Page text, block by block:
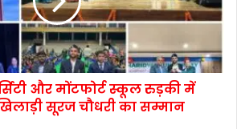
और मोंटफोर्ट स्कूल रुड़की में
खिलाड़ी सूरज चौधरी का सम्मान